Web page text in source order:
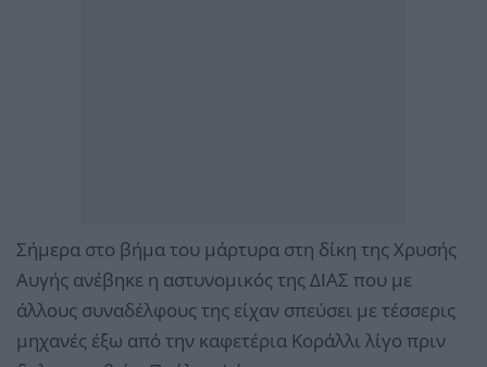
Σήμερα στο βήμα του μάρτυρα στη δίκη της Χρυσής
Αυγής ανέβηκε η αστυνομικός της ΔΙΑΣ που με
άλλους συναδέλφους της είχαν σπεύσει με τέσσερις
μηχανές έξω από την καφετέρια Κοράλλι λίγο πριν